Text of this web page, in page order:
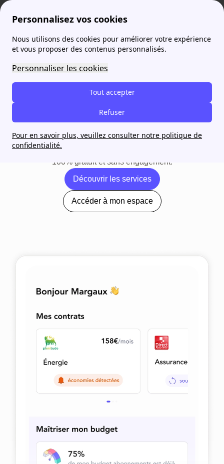
Personnalisez vos cookies
Nous utilisons des cookies pour améliorer votre expérience
et vous proposer des contenus personnalisés.
Personnaliser les cookies
Tout accepter
Refuser
Pour en savoir plus, veuillez consulter notre politique de
confidentialité.
La gestion de vos
contrats,enfin
simplifiée.
internet, forfait mobile, assurance habitation et réduit vos
100% gratuit et sans engagement.
Découvrir les services
Accéder à mon espace